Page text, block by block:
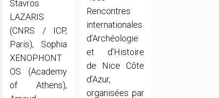
Stavros
LAZARIS
(CNRS / ICP,
Paris), Sophia
XENOPHONT
OS (Academy
of Athens),
Rencontres
internationales
d’Archéologie
et d’Histoire
de Nice Côte
d’Azur,
organisées par